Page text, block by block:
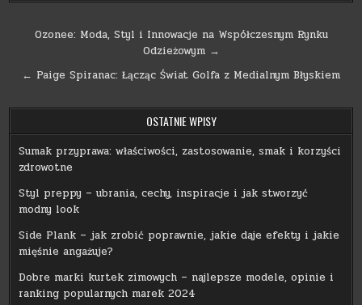
Nawigacja
Ozonee: Moda, Styl i Innowacje na Współczesnym Rynku
Odzieżowym →
← Paige Spiranac: Łącząc Świat Golfa z Medialnym Błyskiem
OSTATNIE WPISY
Sumak przyprawa: właściwości, zastosowanie, smak i korzyści
zdrowotne
Styl preppy – ubrania, cechy, inspiracje i jak stworzyć
modny look
Side Plank – jak zrobić poprawnie, jakie daje efekty i jakie
mięśnie angażuje?
Dobre marki kurtek zimowych – najlepsze modele, opinie i
ranking popularnych marek 2024